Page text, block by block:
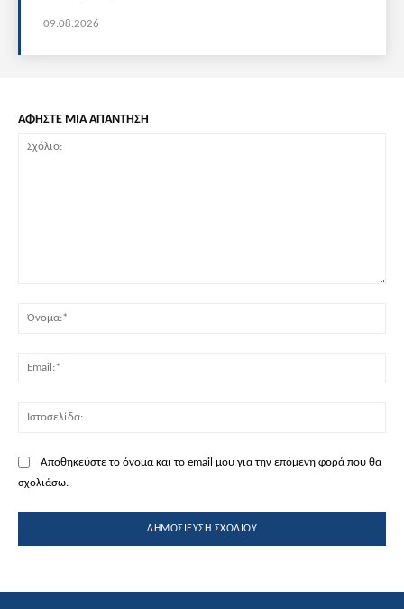
09.08.2026
ΑΦΗΣΤΕ ΜΙΑ ΑΠΑΝΤΗΣΗ
Αποθηκεύστε το όνομα και το email μου για την επόμενη φορά που θα
σχολιάσω.